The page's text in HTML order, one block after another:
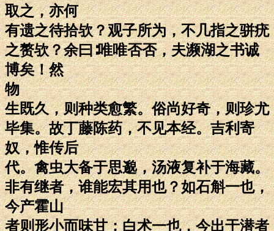
取之，亦何
有遗之待拾欤？观子所为，不几指之骈疣
之赘欤？余曰∶唯唯否否，夫濒湖之书诚
博矣！然
物
生既久，则种类愈繁。俗尚好奇，则珍尤
毕集。故丁藤陈药，不见本经。吉利寄
奴，惟传后
代。禽虫大备于思邈，汤液复补于海藏。
非有继者，谁能宏其用也？如石斛一也，
今产霍山
者则形小而味甘；白术一也，今出于潜者